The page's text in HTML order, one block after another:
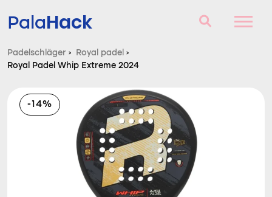
PalaHack
Padelschläger
Fragen und Antworten
Vergleich
Padelschläger › Royal padel ›
Royal Padel Whip Extreme 2024
-14%